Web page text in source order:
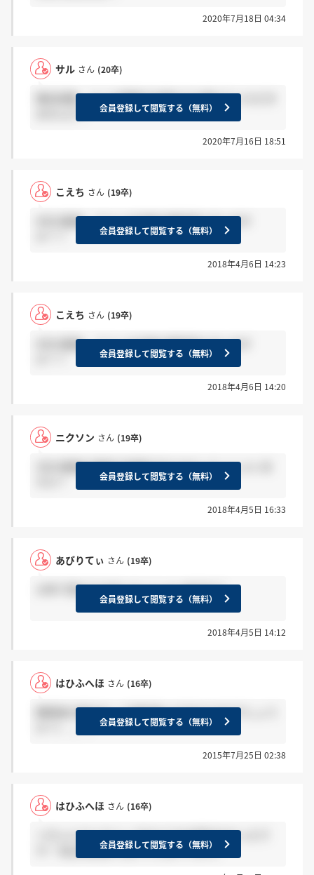
2020年7月18日 04:34
サル さん (20卒)
筆記試験、どんな問題が出題するか教えていただき
会員登録して閲覧する（無料）
2020年7月16日 18:51
こえち さん (19卒)
4日の面接、テストの合格の電話来た方います
会員登録して閲覧する（無料）
2018年4月6日 14:23
こえち さん (19卒)
4日の面接、テストの合格の電話来た方います
会員登録して閲覧する（無料）
2018年4月6日 14:20
ニクソン さん (19卒)
3日の面接で電話で結果がきたかたいらっしゃいま
会員登録して閲覧する（無料）
2018年4月5日 16:33
あびりてぃ さん (19卒)
19卒で受けてる方いらっしゃいますか？
会員登録して閲覧する（無料）
2018年4月5日 14:12
はひふへほ さん (16卒)
期限後の提出をして選考進んだ方おりますでしょう
会員登録して閲覧する（無料）
2015年7月25日 02:38
はひふへほ さん (16卒)
＞ぴょんさんさんへ そのようなお話はなかったで
す！ 私は茶封筒で出そうと思ってます。
会員登録して閲覧する（無料）